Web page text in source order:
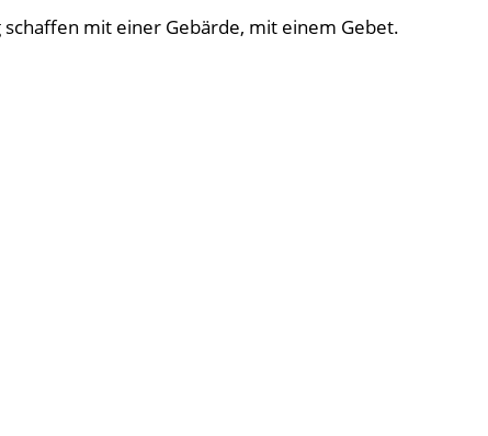
schaffen mit einer Gebärde, mit einem Gebet.